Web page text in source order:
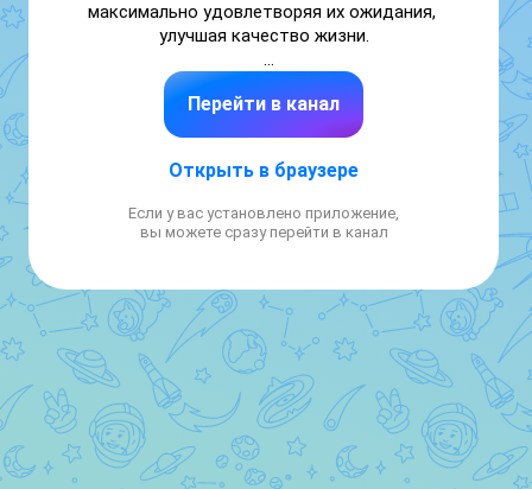
максимально удовлетворяя их ожидания,
улучшая качество жизни.
Ссылка на сайт: https://clck.ru/3SnNwB
Перейти в канал
Открыть в браузере
Если у вас установлено приложение,
вы можете сразу перейти в канал